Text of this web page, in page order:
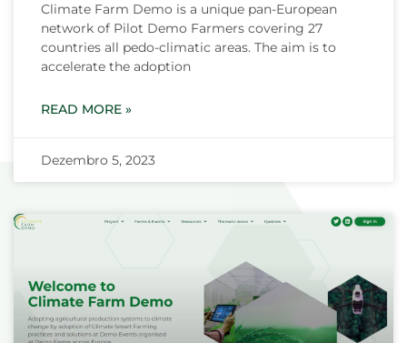
Climate Farm Demo is a unique pan-European
network of Pilot Demo Farmers covering 27
countries all pedo-climatic areas. The aim is to
accelerate the adoption
READ MORE »
Dezembro 5, 2023